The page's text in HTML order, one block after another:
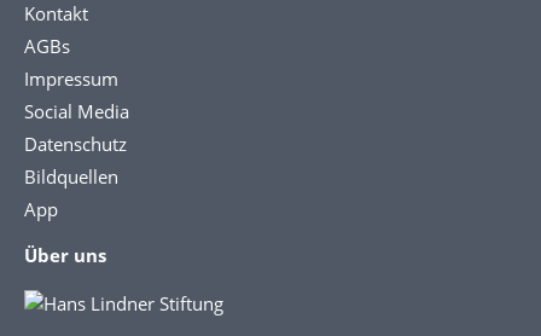
Kontakt
AGBs
Impressum
Social Media
Datenschutz
Bildquellen
App
Über uns